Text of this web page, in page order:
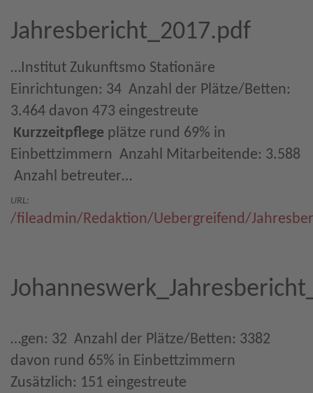
Jahresbericht_2017.pdf
…Institut Zukunftsmo Stationäre
Einrichtungen: 34  Anzahl der Plätze/Betten:
3.464 davon 473 eingestreute
Kurzzeitpflege plätze rund 69% in
Einbettzimmern  Anzahl Mitarbeitende: 3.588
 Anzahl betreuter…
URL:
/fileadmin/Redaktion/Uebergreifend/
…gen: 32  Anzahl der Plätze/Betten: 3382 
davon rund 65% in Einbettzimmern 
Zusätzlich: 151 eingestreute